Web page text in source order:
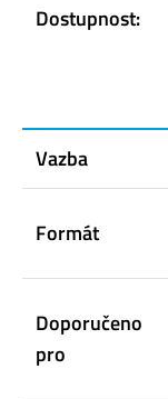
Dostupnost:
Vazba
Formát
Doporučeno
pro